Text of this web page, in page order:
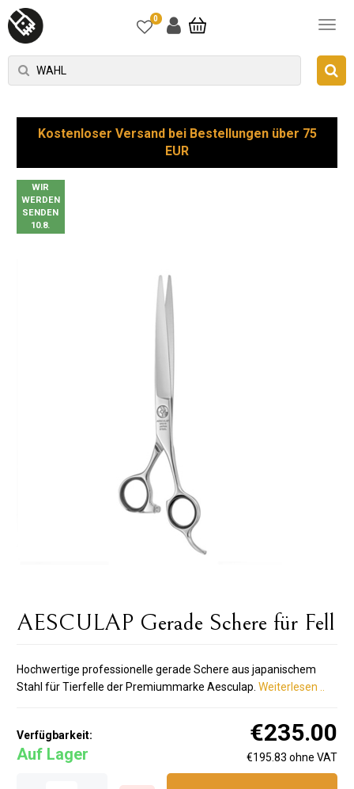
0
Kostenloser Versand bei Bestellungen über 75
EUR
WIR
WERDEN
SENDEN
10.8.
AESCULAP ​​​​Gerade Schere für Fell
Hochwertige professionelle gerade Schere aus japanischem
Stahl für Tierfelle der Premiummarke Aesculap. Weiterlesen ..
Verfügbarkeit:
Auf Lager
€235.00
€195.83 ohne VAT